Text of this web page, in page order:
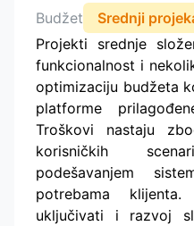
Budžet
Srednji
Projekti srednje
funkcionalnost i
optimizaciju budžeta
platforme
Troškovi nastaju
korisničkih
podešavanjem
potrebama
uključivati i razvoj